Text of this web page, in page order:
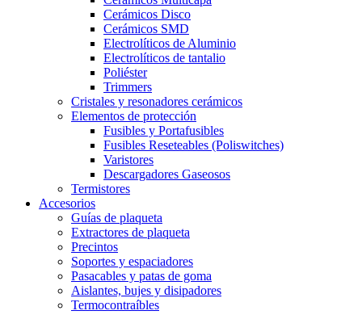
Cerámicos Disco
Cerámicos SMD
Electrolíticos de Aluminio
Electrolíticos de tantalio
Poliéster
Trimmers
Cristales y resonadores cerámicos
Elementos de protección
Fusibles y Portafusibles
Fusibles Reseteables (Poliswitches)
Varistores
Descargadores Gaseosos
Termistores
Accesorios
Guías de plaqueta
Extractores de plaqueta
Precintos
Soportes y espaciadores
Pasacables y patas de goma
Aislantes, bujes y disipadores
Termocontraíbles